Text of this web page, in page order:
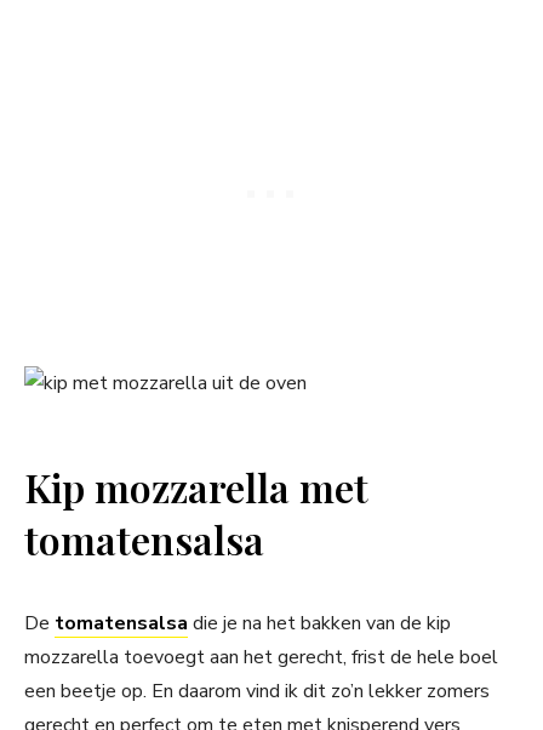
Kip mozzarella met
tomatensalsa
De tomatensalsa die je na het bakken van de kip
mozzarella toevoegt aan het gerecht, frist de hele boel
een beetje op. En daarom vind ik dit zo’n lekker zomers